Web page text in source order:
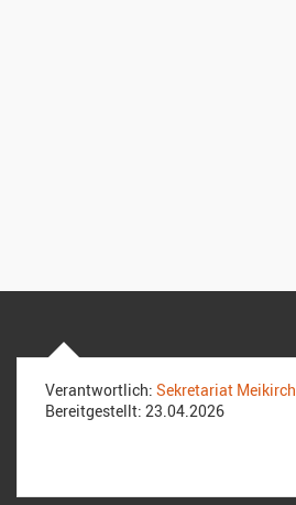
Verantwortlich: Sekretariat Meikirch
Bereitgestellt: 23.04.2026